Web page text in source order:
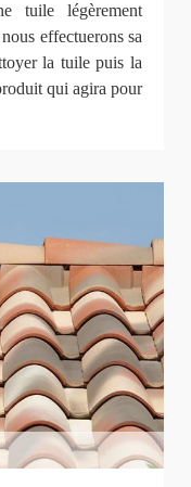
tuile légèrement
effectuerons sa
la tuile puis la
qui agira pour